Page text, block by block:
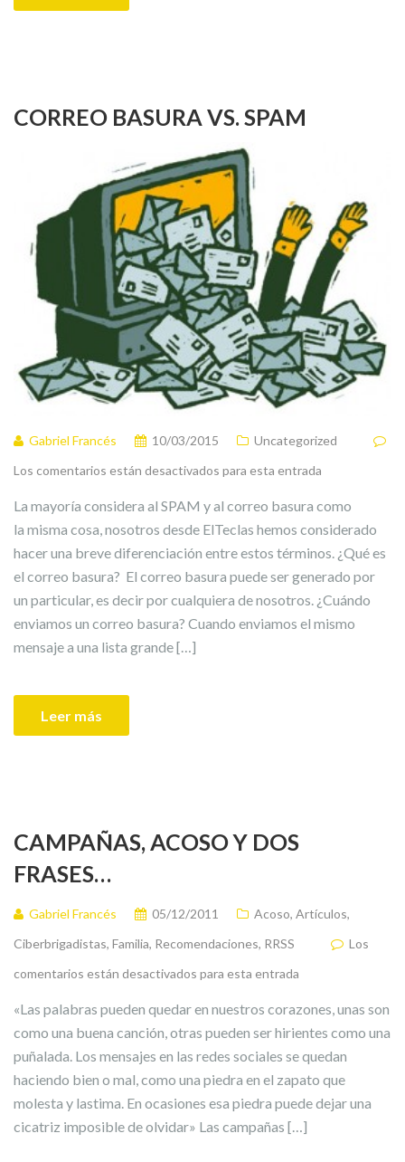
CORREO BASURA VS. SPAM
Gabriel Francés 10/03/2015
Uncategorized
Los comentarios están desactivados para esta entrada
La mayoría considera al SPAM y al correo basura como
la misma cosa, nosotros desde ElTeclas hemos considerado
hacer una breve diferenciación entre estos términos. ¿Qué es
el correo basura? El correo basura puede ser generado por
un particular, es decir por cualquiera de nosotros. ¿Cuándo
enviamos un correo basura? Cuando enviamos el mismo
mensaje a una lista grande […]
Leer más
CAMPAÑAS, ACOSO Y DOS
FRASES…
Gabriel Francés 05/12/2011 Acoso, Artículos,
Ciberbrigadistas, Familia, Recomendaciones, RRSS
Los
comentarios están desactivados para esta entrada
«Las palabras pueden quedar en nuestros corazones, unas son
como una buena canción, otras pueden ser hirientes como una
puñalada. Los mensajes en las redes sociales se quedan
haciendo bien o mal, como una piedra en el zapato que
molesta y lastima. En ocasiones esa piedra puede dejar una
cicatriz imposible de olvidar» Las campañas […]